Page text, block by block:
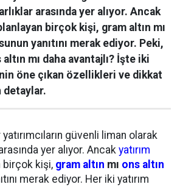
arasında yer alıyor. Ancak
birçok kişi, gram altın mı
yanıtını merak ediyor. Peki,
altın mı daha avantajlı? İşte iki
öne çıkan özellikleri ve dikkat
detaylar.
yatırımcıların güvenli liman olarak
yer alıyor. Ancak yatırım
birçok kişi, gram altın mı ons altın
merak ediyor. Her iki yatırım